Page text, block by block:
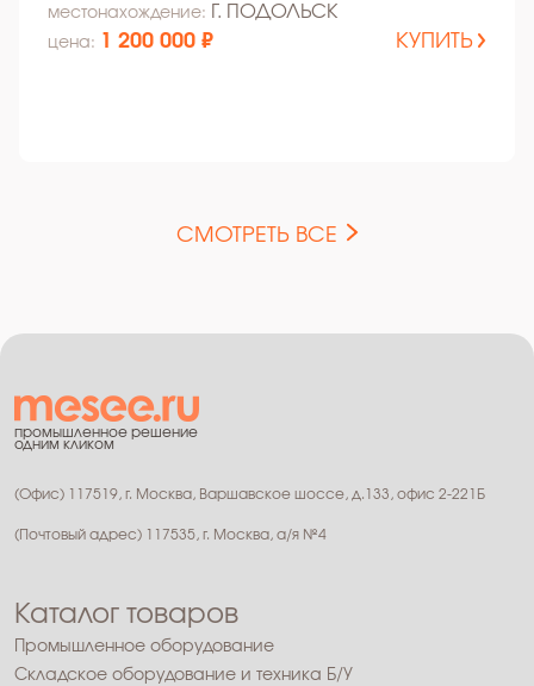
местонахождение:
Г. ПОДОЛЬСК
цена: 1 200 000 ₽ КУПИТЬ
СМОТРЕТЬ ВСЕ
промышленное решение
одним кликом
(Офис) 117519, г. Москва, Варшавское шоссе, д.133, офис 2-221Б
(Почтовый адрес) 117535, г. Москва, а/я №4
Каталог товаров
Промышленное оборудование
Складское оборудование и техника Б/У